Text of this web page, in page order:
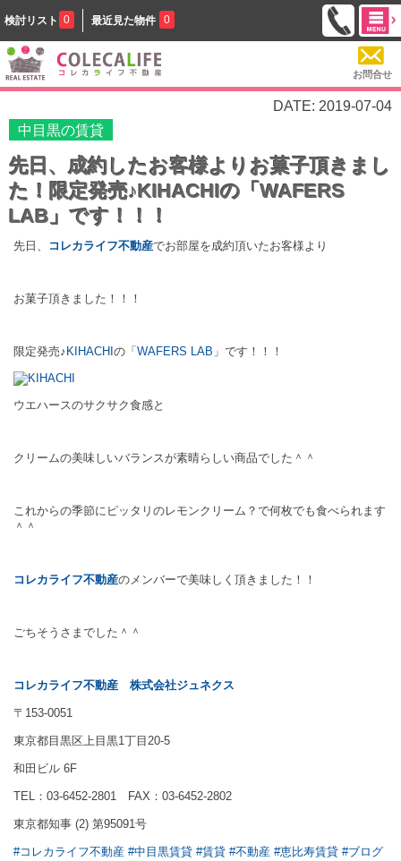
検討リスト 0 最近見た物件 0
お問合せ
DATE: 2019-07-04
中目黒の賃貸
先日、成約したお客様よりお菓子頂きまし
た！限定発売♪KIHACHIの「WAFERS
LAB」です！！！
先日、 コレカライフ不動産でお部屋を成約頂いたお客様より
お菓子頂きました！！！
限定発売♪ KIHACHI の「 WAFERS LAB 」です！！！
ウエハースのサクサク食感と
クリームの美味しいバランスが素晴らしい商品でした＾＾
これからの季節にピッタリのレモンクリーム？で何枚でも食べられます
＾＾
コレカライフ不動産のメンバーで美味しく頂きました！！
ごちそうさまでした＾＾
コレカライフ不動産 株式会社ジュネクス
〒153-0051
東京都目黒区上目黒1丁目20-5
和田ビル 6F
TEL：03-6452-2801 FAX：03-6452-2802
東京都知事 (2) 第95091号
#コレカライフ不動産 #中目黒賃貸 #賃貸 #不動産 #恵比寿賃貸 #ブログ